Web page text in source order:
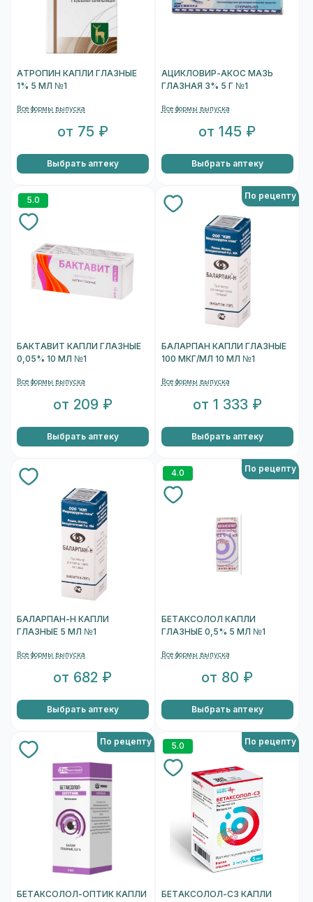
АТРОПИН КАПЛИ ГЛАЗНЫЕ
1% 5 МЛ №1
Все формы выпуска
от 75 ₽
Выбрать аптеку
АЦИКЛОВИР-АКОС МАЗЬ
ГЛАЗНАЯ 3% 5 Г №1
Все формы выпуска
от 145 ₽
Выбрать аптеку
5.0
БАКТАВИТ КАПЛИ ГЛАЗНЫЕ
0,05% 10 МЛ №1
Все формы выпуска
от 209 ₽
Выбрать аптеку
По рецепту
БАЛАРПАН КАПЛИ ГЛАЗНЫЕ
100 МКГ/МЛ 10 МЛ №1
Все формы выпуска
от 1 333 ₽
Выбрать аптеку
БАЛАРПАН-Н КАПЛИ
ГЛАЗНЫЕ 5 МЛ №1
Все формы выпуска
от 682 ₽
Выбрать аптеку
4.0 По рецепту
БЕТАКСОЛОЛ КАПЛИ
ГЛАЗНЫЕ 0,5% 5 МЛ №1
Все формы выпуска
от 80 ₽
Выбрать аптеку
По рецепту
БЕТАКСОЛОЛ-ОПТИК КАПЛИ
5.0 По рецепту
БЕТАКСОЛОЛ-СЗ КАПЛИ